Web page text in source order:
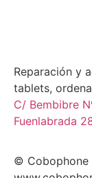
Reparación y
tablets,
C/ Bembibre
Fuenlabrada
© Cobophone